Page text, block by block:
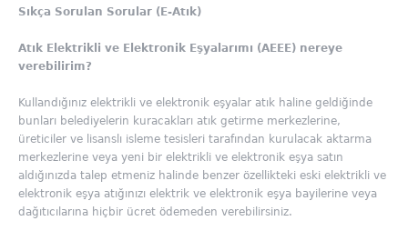
Sıkça Sorulan Sorular (E-Atık)
Atık Elektrikli ve Elektronik Eşyalarımı (AEEE) nereye
verebilirim?
Kullandığınız elektrikli ve elektronik eşyalar atık haline geldiğinde
bunları belediyelerin kuracakları atık getirme merkezlerine,
üreticiler ve lisanslı isleme tesisleri tarafından kurulacak aktarma
merkezlerine veya yeni bir elektrikli ve elektronik eşya satın
aldığınızda talep etmeniz halinde benzer özellikteki eski elektrikli ve
elektronik eşya atığınızı elektrik ve elektronik eşya bayilerine veya
dağıtıcılarına hiçbir ücret ödemeden verebilirsiniz.